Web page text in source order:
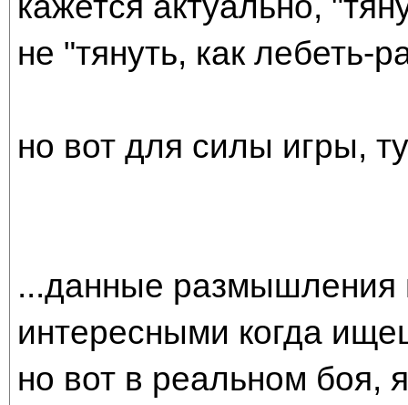
не "тянуть, как лебеть-
но вот для силы игры,
...данные размышления
интересными когда
но вот в реальном боя,